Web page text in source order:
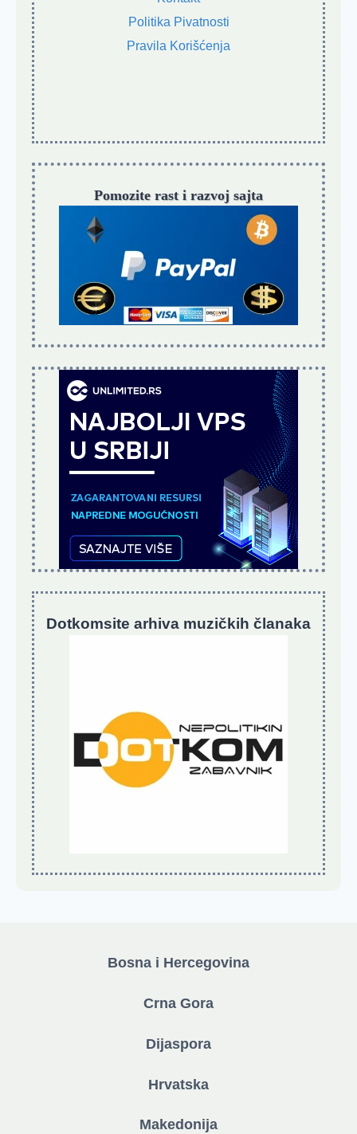
Politika Pivatnosti
Pravila Korišćenja
Pomozite rast i razvoj sajta
Dotkomsite arhiva muzičkih članaka
Bosna i Hercegovina
Crna Gora
Dijaspora
Hrvatska
Makedonija